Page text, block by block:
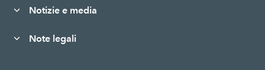
Notizie e media
Note legali